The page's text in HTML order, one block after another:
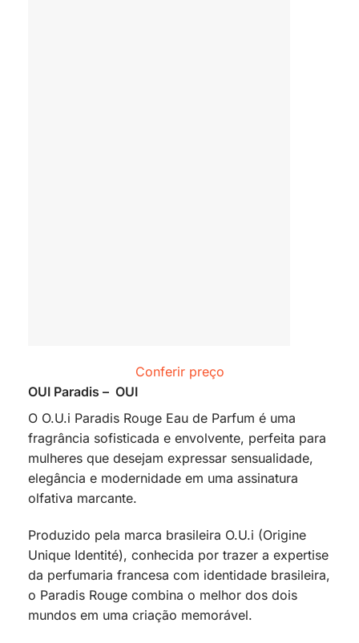
Conferir preço
OUI Paradis – OUI
O O.U.i Paradis Rouge Eau de Parfum é uma
fragrância sofisticada e envolvente, perfeita para
mulheres que desejam expressar sensualidade,
elegância e modernidade em uma assinatura
olfativa marcante.
Produzido pela marca brasileira O.U.i (Origine
Unique Identité), conhecida por trazer a expertise
da perfumaria francesa com identidade brasileira,
o Paradis Rouge combina o melhor dos dois
mundos em uma criação memorável.